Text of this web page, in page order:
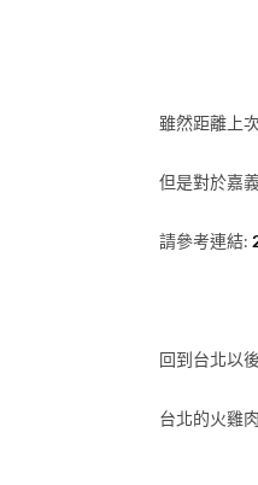
雖然距離上
但是對於嘉
請參考連結:
回到台北以
台北的火雞